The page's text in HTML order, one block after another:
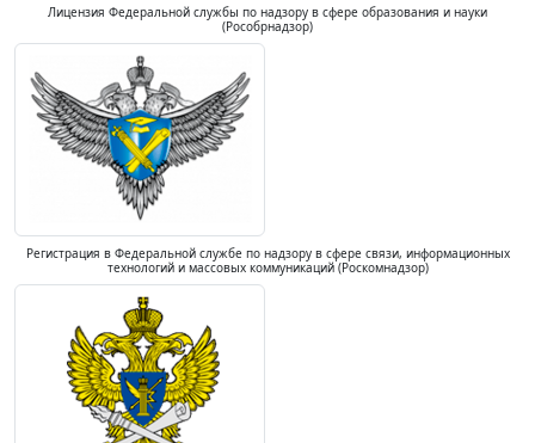
Лицензия Федеральной службы по надзору в сфере образования и науки
(Рособрнадзор)
Регистрация в Федеральной службе по надзору в сфере связи, информационных
технологий и массовых коммуникаций (Роскомнадзор)